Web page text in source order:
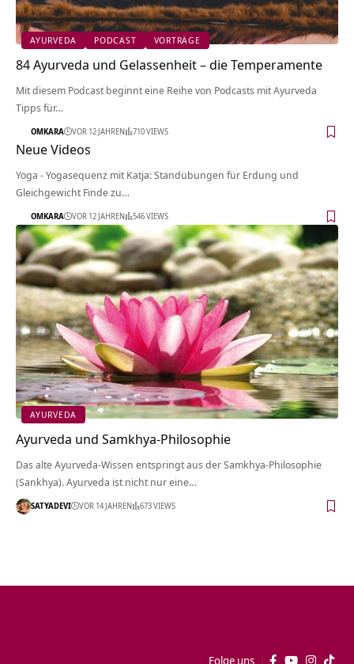
AYURVEDA PODCAST VORTRÄGE
84 Ayurveda und Gelassenheit – die Temperamente
Mit diesem Podcast beginnt eine Reihe von Podcasts mit Ayurveda
Tipps für…
OMKARA VOR 12 JAHREN 710 VIEWS
Neue Videos
Yoga - Yogasequenz mit Katja: Standübungen für Erdung und
Gleichgewicht Finde zu…
OMKARA VOR 12 JAHREN 546 VIEWS
AYURVEDA
Ayurveda und Samkhya-Philosophie
Das alte Ayurveda-Wissen entspringt aus der Samkhya-Philosophie
(Sankhya). Ayurveda ist nicht nur eine…
SATYADEVI VOR 14 JAHREN 673 VIEWS
Folge uns